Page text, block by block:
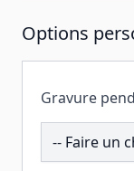
Options
Gravure
201726